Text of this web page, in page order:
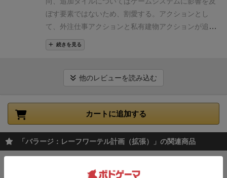
ぼす要素ではないため、割愛する。
アクションとし
て、外注仕事アクションと私有建物アクションが追加
され、外注アクションは、重機コマをコストとして消
費して行われる。アクション内容は、個別タイルに記
が重機の消化であるため、かなり割高ではあるが、そ
ションは、後述の私有建物を建てたプレイヤーのみが
アクションを実行できる。私有建物は10種類あり、そ
ョンによっては、企業・重役と強力なコンボが成立
続きを見る
他のレビューを読み込む
カートに追加する
「バラージ：レーフワーテル計画（拡張）」の関連商品
バラージ：コロラドコネクション